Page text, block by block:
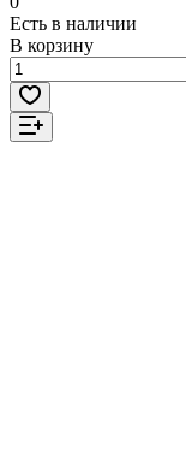
Есть в наличии
В корзину